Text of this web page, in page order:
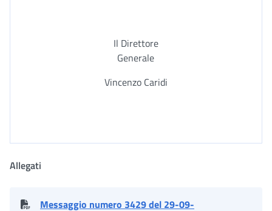
Il Direttore
Generale
Vincenzo Caridi
Allegati
Messaggio numero 3429 del 29-09-